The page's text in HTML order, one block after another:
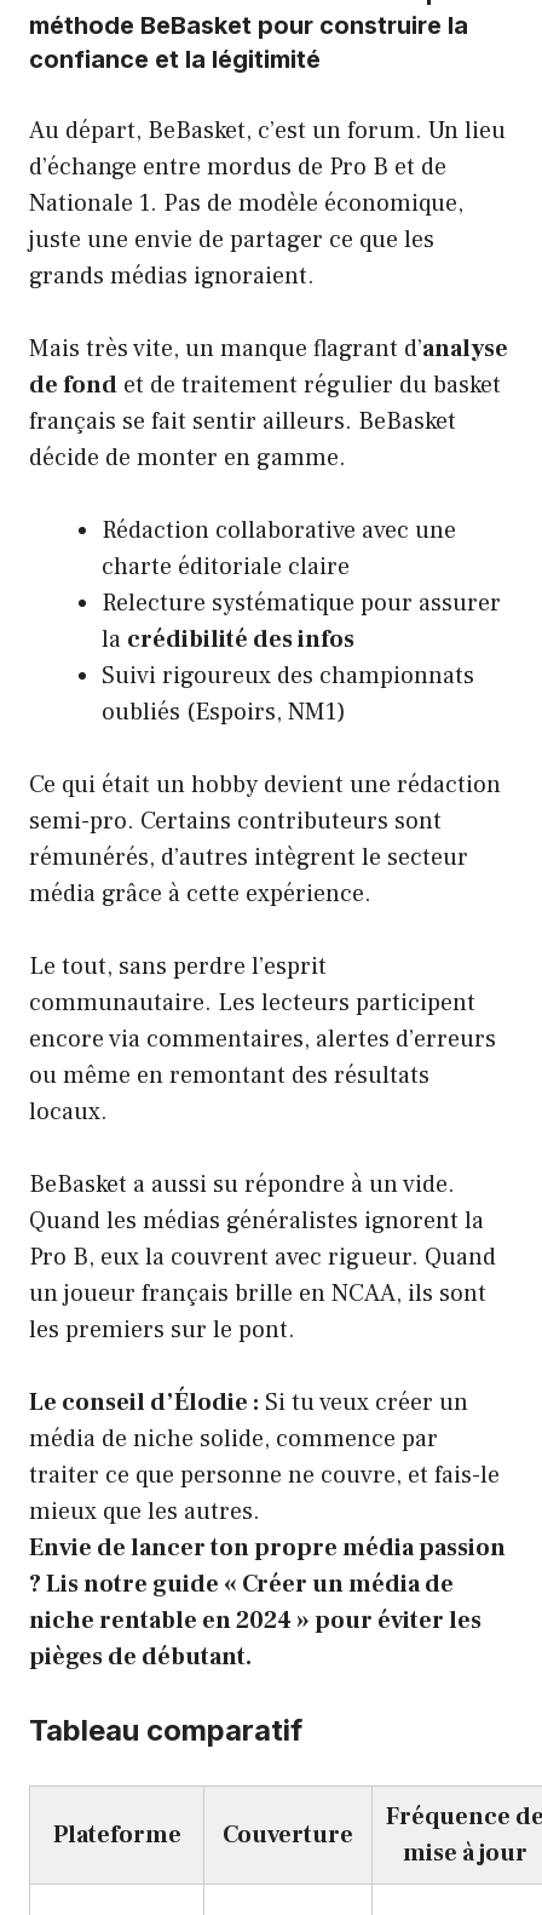
méthode BeBasket pour construire la
confiance et la légitimité
Au départ, BeBasket, c’est un forum. Un lieu
d’échange entre mordus de Pro B et de
Nationale 1. Pas de modèle économique,
juste une envie de partager ce que les
grands médias ignoraient.
Mais très vite, un manque flagrant d’analyse
de fond et de traitement régulier du basket
français se fait sentir ailleurs. BeBasket
décide de monter en gamme.
Rédaction collaborative avec une
charte éditoriale claire
Relecture systématique pour assurer
la crédibilité des infos
Suivi rigoureux des championnats
oubliés (Espoirs, NM1)
Ce qui était un hobby devient une rédaction
semi-pro. Certains contributeurs sont
rémunérés, d’autres intègrent le secteur
média grâce à cette expérience.
Le tout, sans perdre l’esprit
communautaire. Les lecteurs participent
encore via commentaires, alertes d’erreurs
ou même en remontant des résultats
locaux.
BeBasket a aussi su répondre à un vide.
Quand les médias généralistes ignorent la
Pro B, eux la couvrent avec rigueur. Quand
un joueur français brille enNCAA, ils sont
les premiers sur le pont.
Le conseil d’Élodie : Si tu veux créer un
média de niche solide, commence par
traiter ce que personne ne couvre, et fais-le
mieux que les autres.
Envie de lancer ton propre média passion
? Lis notre guide « Créer un média de
niche rentable en 2024 » pour éviter les
pièges de débutant.
Tableau comparatif
Plateforme Couverture
Fréquence
mise à jour